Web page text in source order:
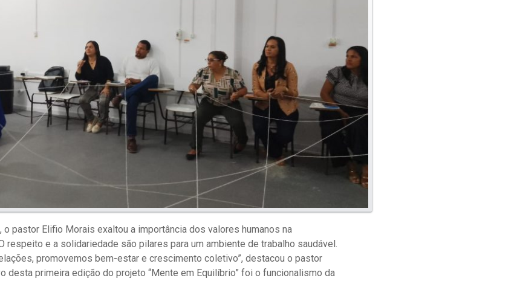
pastor Elifio Morais exaltou a importância dos valores humanos na
respeito e a solidariedade são pilares para um ambiente de trabalho saudável.
promovemos bem-estar e crescimento coletivo”, destacou o pastor
desta primeira edição do projeto “Mente em Equilíbrio” foi o funcionalismo da